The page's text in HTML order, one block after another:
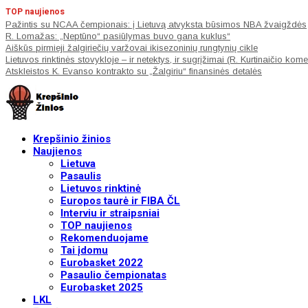
TOP naujienos
Pažintis su NCAA čempionais: į Lietuvą atvyksta būsimos NBA žvaigždės
R. Lomažas: „Neptūno“ pasiūlymas buvo gana kuklus“
Aiškūs pirmieji žalgiriečių varžovai ikisezoninių rungtynių cikle
Lietuvos rinktinės stovykloje – ir netektys, ir sugrįžimai (R. Kurtinaičio
Atskleistos K. Evanso kontrakto su „Žalgiriu“ finansinės detalės
Krepšinio žinios
Naujienos
Lietuva
Pasaulis
Lietuvos rinktinė
Europos taurė ir FIBA ČL
Interviu ir straipsniai
TOP naujienos
Rekomenduojame
Tai įdomu
Eurobasket 2022
Pasaulio čempionatas
Eurobasket 2025
LKL